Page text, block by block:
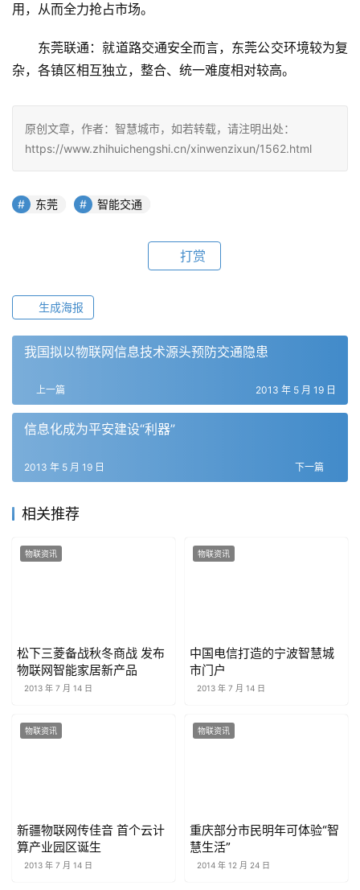
用，从而全力抢占市场。
东莞联通：就道路交通安全而言，东莞公交环境较为复
杂，各镇区相互独立，整合、统一难度相对较高。
原创文章，作者：智慧城市，如若转载，请注明出处：
https://www.zhihuichengshi.cn/xinwenzixun/1562.html
东莞 智能交通
打赏
生成海报
我国拟以物联网信息技术源头预防交通隐患
上一篇 2013 年 5 月 19 日
信息化成为平安建设“利器”
下一篇
2013 年 5 月 19 日
相关推荐
物联资讯
松下三菱备战秋冬商战 发布
物联网智能家居新产品
2013 年 7 月 14 日
物联资讯
中国电信打造的宁波智慧城
市门户
2013 年 7 月 14 日
物联资讯
新疆物联网传佳音 首个云计
算产业园区诞生
2013 年 7 月 14 日
物联资讯
重庆部分市民明年可体验“智
慧生活”
2014 年 12 月 24 日